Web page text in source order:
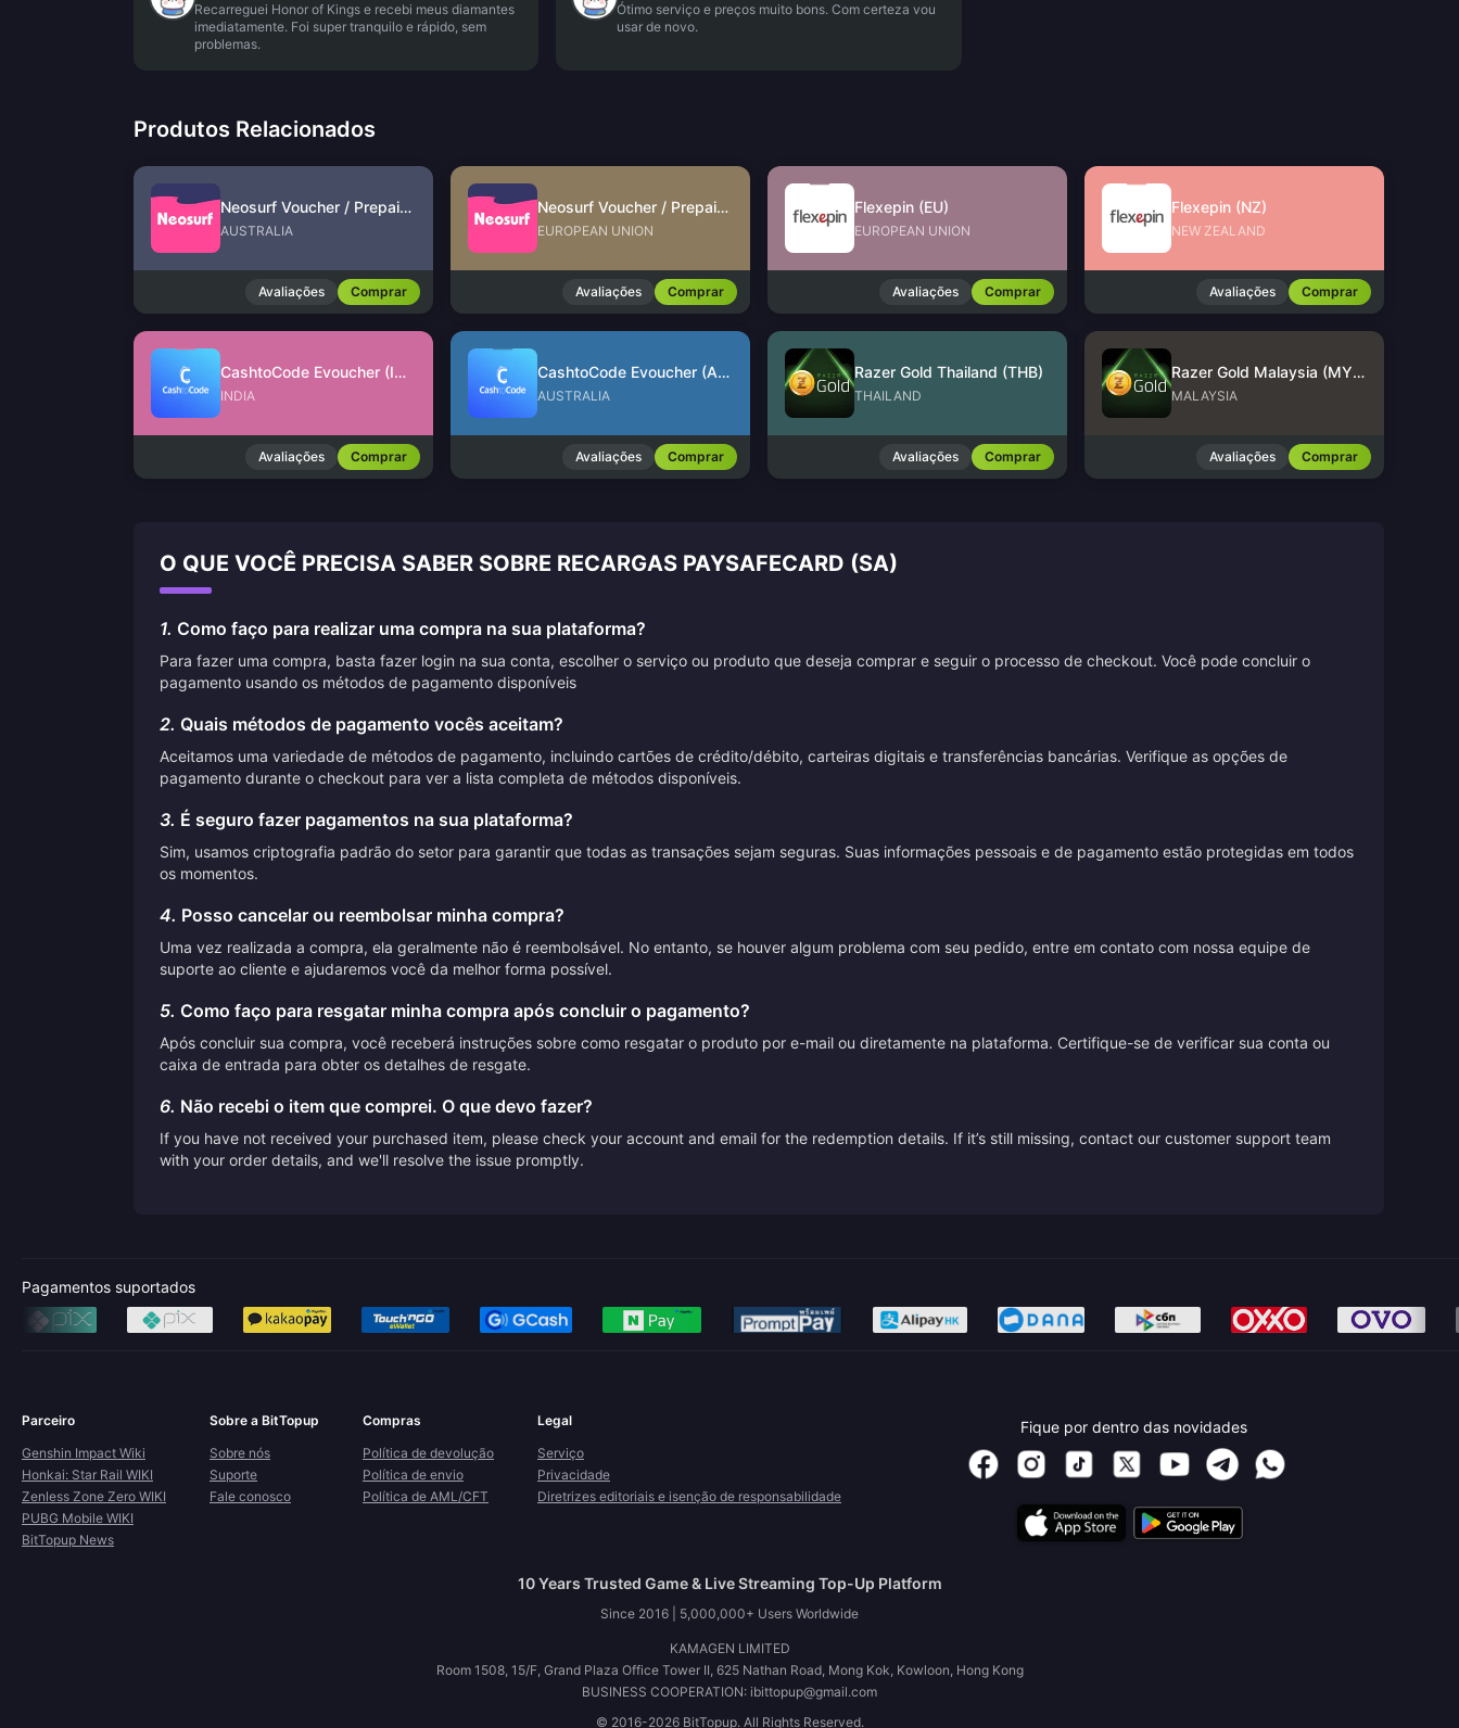
Recarreguei Honor of Kings e recebi meus diamantes
imediatamente. Foi super tranquilo e rápido, sem
problemas.
Ótimo serviço e preços muito bons. Com certeza vou
usar de novo.
Produtos Relacionados
Neosurf Voucher / Prepaid (AU)
AUSTRALIA
Avaliações Comprar
Neosurf Voucher / Prepaid (EU)
EUROPEAN UNION
Avaliações Comprar
Flexepin (EU)
EUROPEAN UNION
Avaliações Comprar
Flexepin (NZ)
NEW ZEALAND
Avaliações Comprar
CashtoCode Evoucher (INR)
INDIA
Avaliações Comprar
CashtoCode Evoucher (AUD)
AUSTRALIA
Avaliações Comprar
Razer Gold Thailand (THB)
THAILAND
Avaliações Comprar
Razer Gold Malaysia (MYR)
MALAYSIA
Avaliações Comprar
O QUE VOCÊ PRECISA SABER SOBRE RECARGAS PAYSAFECARD (SA)
1. Como faço para realizar uma compra na sua plataforma?
Para fazer uma compra, basta fazer login na sua conta, escolher o serviço ou produto que deseja comprar e seguir o processo de checkout. Você pode concluir o
pagamento usando os métodos de pagamento disponíveis
2. Quais métodos de pagamento vocês aceitam?
Aceitamos uma variedade de métodos de pagamento, incluindo cartões de crédito/débito, carteiras digitais e transferências bancárias. Verifique as opções de
pagamento durante o checkout para ver a lista completa de métodos disponíveis.
3. É seguro fazer pagamentos na sua plataforma?
Sim, usamos criptografia padrão do setor para garantir que todas as transações sejam seguras. Suas informações pessoais e de pagamento estão protegidas em todos
os momentos.
4. Posso cancelar ou reembolsar minha compra?
Uma vez realizada a compra, ela geralmente não é reembolsável. No entanto, se houver algum problema com seu pedido, entre em contato com nossa equipe de
suporte ao cliente e ajudaremos você da melhor forma possível.
5. Como faço para resgatar minha compra após concluir o pagamento?
Após concluir sua compra, você receberá instruções sobre como resgatar o produto por e-mail ou diretamente na plataforma. Certifique-se de verificar sua conta ou
caixa de entrada para obter os detalhes de resgate.
6. Não recebi o item que comprei. O que devo fazer?
If you have not received your purchased item, please check your account and email for the redemption details. If it’s still missing, contact our customer support team
with your order details, and we'll resolve the issue promptly.
Pagamentos suportados
Parceiro
Genshin Impact Wiki
Honkai: Star Rail WIKI
Zenless Zone Zero WIKI
PUBG Mobile WIKI
BitTopup News
Sobre a BitTopup
Sobre nós
Suporte
Fale conosco
Compras
Política de devolução
Política de envio
Política de AML/CFT
Legal
Serviço
Privacidade
Diretrizes editoriais e isenção de responsabilidade
Fique por dentro das novidades
10 Years Trusted Game & Live Streaming Top-Up Platform
Since 2016 | 5,000,000+ Users Worldwide
KAMAGEN LIMITED
Room 1508, 15/F, Grand Plaza Office Tower II, 625 Nathan Road, Mong Kok, Kowloon, Hong Kong
BUSINESS COOPERATION: ibittopup@gmail.com
© 2016-2026 BitTopup. All Rights Reserved.